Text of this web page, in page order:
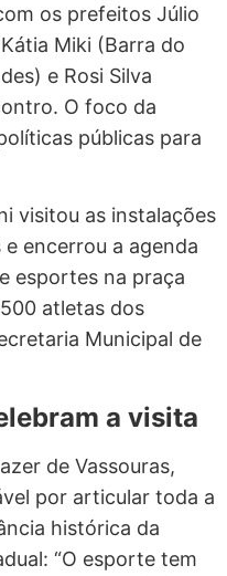
os prefeitos Júlio
Miki (Barra do
e Rosi Silva
O foco da
públicas para
visitou as instalações
encerrou a agenda
esportes na praça
atletas dos
Municipal de
a visita
de Vassouras,
por articular toda a
histórica da
“O esporte tem